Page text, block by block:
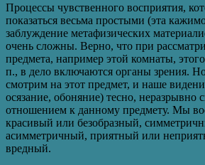
Процессы чувственного восприятия,
показаться весьма простыми (эта
заблуждение метафизических
очень сложны. Верно, что при
предмета, например этой комнаты,
п., в дело включаются органы зрения.
смотрим на этот предмет, и наше
осязание, обоняние) тесно, неразрывно
отношением к данному предмету. Мы
красивый или безобразный,
асимметричный, приятный или
вредный.